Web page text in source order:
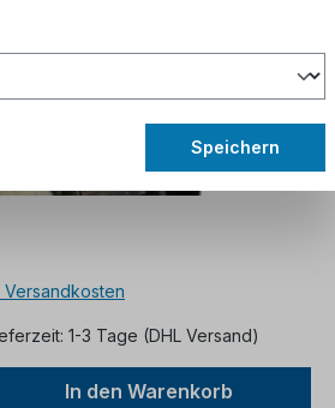
Versandkosten
1-3 Tage (DHL Versand)
In den Warenkorb
Speichern